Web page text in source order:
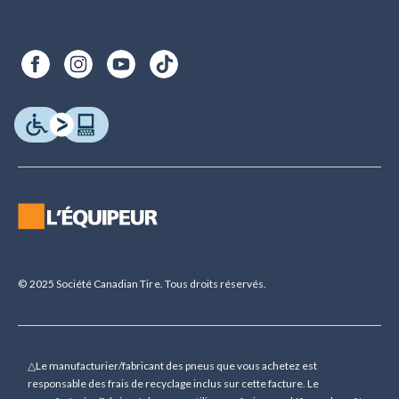
© 2025 Société Canadian Tire. Tous droits réservés.
△Le manufacturier/fabricant des pneus que vous achetez est
responsable des frais de recyclage inclus sur cette facture. Le